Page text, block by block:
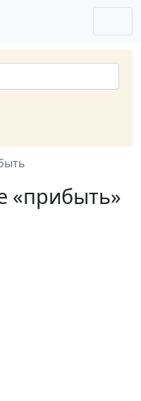
«прибыть»